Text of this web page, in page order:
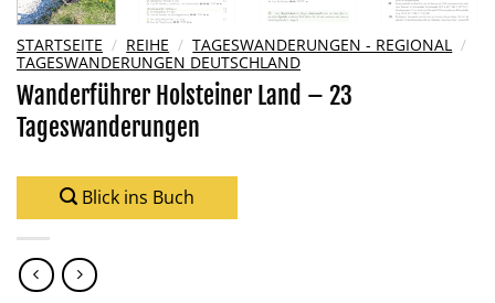
STARTSEITE / REIHE / TAGESWANDERUNGEN - REGIONAL /
TAGESWANDERUNGEN DEUTSCHLAND
Wanderführer Holsteiner Land – 23
Tageswanderungen
Blick ins Buch